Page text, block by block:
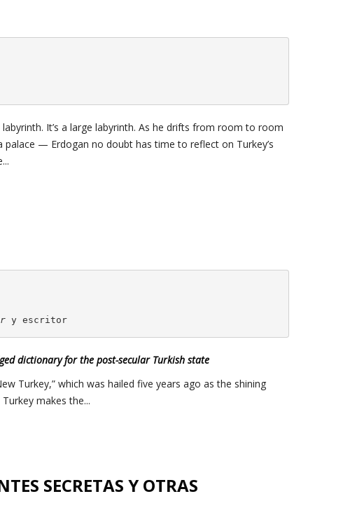
It’s a large labyrinth. As he drifts from room to room
— Erdogan no doubt has time to reflect on Turkey’s
y escritor
dictionary for the post-secular Turkish state
Turkey,” which was hailed five years ago as the shining
makes the...
SECRETAS Y OTRAS